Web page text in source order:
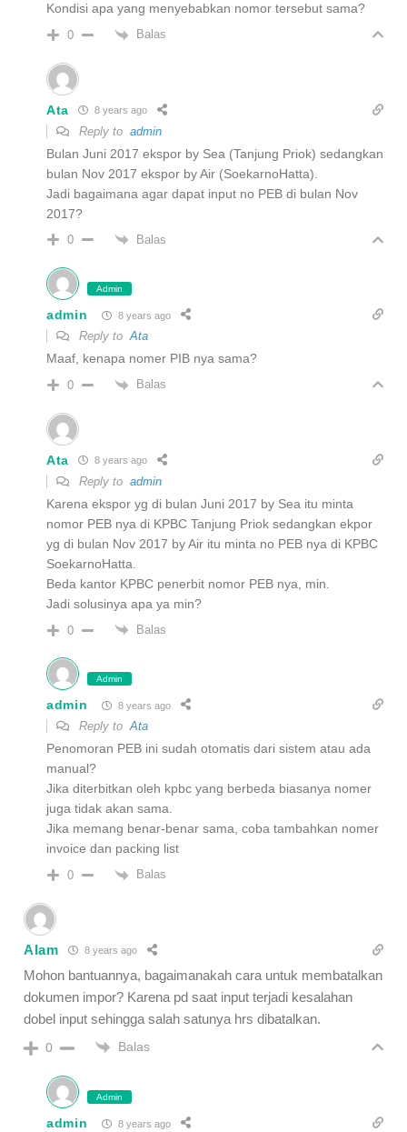
Kondisi apa yang menyebabkan nomor tersebut sama?
0 Balas
Ata 8 years ago
Reply to admin
Bulan Juni 2017 ekspor by Sea (Tanjung Priok) sedangkan
bulan Nov 2017 ekspor by Air (SoekarnoHatta).
Jadi bagaimana agar dapat input no PEB di bulan Nov
2017?
0 Balas
Admin
admin 8 years ago
Reply toAta
Maaf, kenapa nomer PIB nya sama?
0 Balas
Ata 8 years ago
Reply to admin
Karena ekspor yg di bulan Juni 2017 by Sea itu minta
nomor PEB nya di KPBC Tanjung Priok sedangkan ekpor
yg di bulan Nov 2017 by Air itu minta no PEB nya di KPBC
SoekarnoHatta.
Beda kantor KPBC penerbit nomor PEB nya, min.
Jadi solusinya apa ya min?
0 Balas
Admin
admin 8 years ago
Reply toAta
Penomoran PEB ini sudah otomatis dari sistem atau ada
manual?
Jika diterbitkan oleh kpbc yang berbeda biasanya nomer
juga tidak akan sama.
Jika memang benar-benar sama, coba tambahkan nomer
invoice dan packing list
0 Balas
Alam 8 years ago
Mohon bantuannya, bagaimanakah cara untuk membatalkan
dokumen impor? Karena pd saat input terjadi kesalahan
dobel input sehingga salah satunya hrs dibatalkan.
0 Balas
Admin
admin 8 years ago